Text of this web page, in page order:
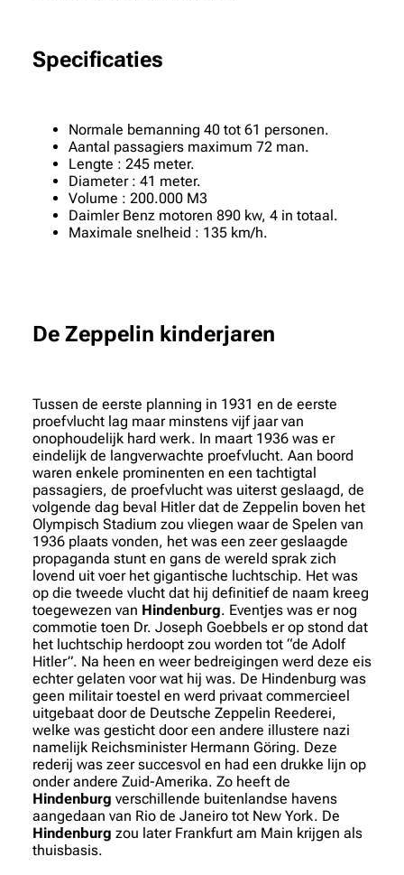
Specificaties
Normale bemanning 40 tot 61 personen.
Aantal passagiers maximum 72 man.
Lengte : 245 meter.
Diameter : 41 meter.
Volume : 200.000 M3
Daimler Benz motoren 890 kw, 4 in totaal.
Maximale snelheid : 135 km/h.
De Zeppelin kinderjaren
Tussen de eerste planning in 1931 en de eerste
proefvlucht lag maar minstens vijf jaar van
onophoudelijk hard werk. In maart 1936 was er
eindelijk de langverwachte proefvlucht. Aan boord
waren enkele prominenten en een tachtigtal
passagiers, de proefvlucht was uiterst geslaagd, de
volgende dag beval Hitler dat de Zeppelin boven het
Olympisch Stadium zou vliegen waar de Spelen van
1936 plaats vonden, het was een zeer geslaagde
propaganda stunt en gans de wereld sprak zich
lovend uit voer het gigantische luchtschip. Het was
op die tweede vlucht dat hij definitief de naam kreeg
toegewezen van Hindenburg. Eventjes was er nog
commotie toen Dr. Joseph Goebbels er op stond dat
het luchtschip herdoopt zou worden tot “de Adolf
Hitler”. Na heen en weer bedreigingen werd deze eis
echter gelaten voor wat hij was. De Hindenburg was
geen militair toestel en werd privaat commercieel
uitgebaat door de Deutsche Zeppelin Reederei,
welke was gesticht door een andere illustere nazi
namelijk Reichsminister Hermann Göring. Deze
rederij was zeer succesvol en had een drukke lijn op
onder andere Zuid-Amerika. Zo heeft de
Hindenburg verschillende buitenlandse havens
aangedaan van Rio de Janeiro tot New York. De
Hindenburg zou later Frankfurt am Main krijgen als
thuisbasis.